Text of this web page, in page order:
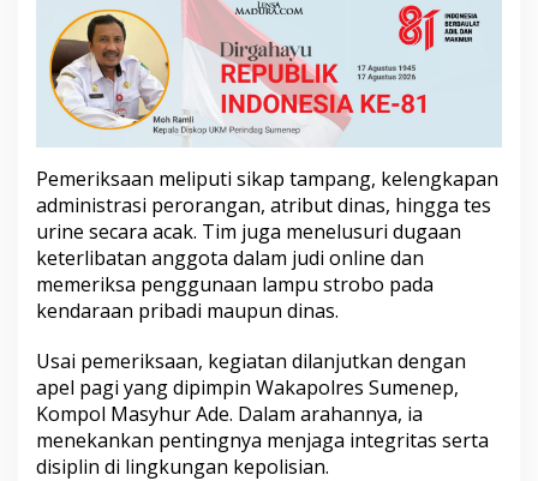
r
i
e
d
a
n
D
i
p
r
i
k
s
a
A
Pemeriksaan meliputi sikap tampang, kelengkapan
administrasi perorangan, atribut dinas, hingga tes
urine secara acak. Tim juga menelusuri dugaan
keterlibatan anggota dalam judi online dan
memeriksa penggunaan lampu strobo pada
kendaraan pribadi maupun dinas.
Usai pemeriksaan, kegiatan dilanjutkan dengan
apel pagi yang dipimpin Wakapolres Sumenep,
Kompol Masyhur Ade. Dalam arahannya, ia
menekankan pentingnya menjaga integritas serta
disiplin di lingkungan kepolisian.